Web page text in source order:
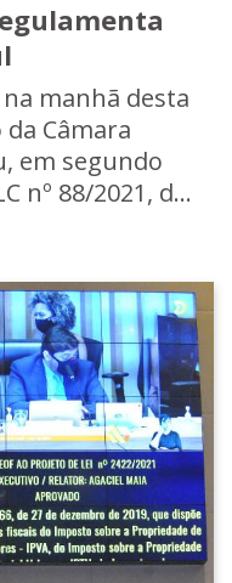
manhã desta
Câmara
em segundo
nº 88/2021, d...